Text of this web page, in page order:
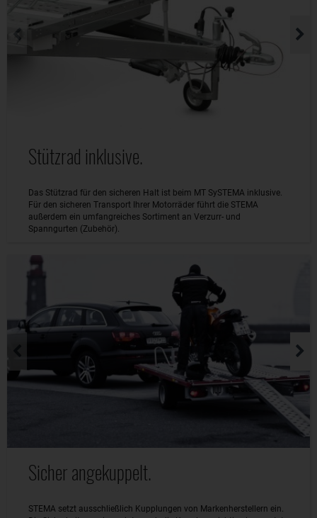
Stützrad inklusive.
Das Stützrad für den sicheren Halt ist beim MT SySTEMA inklusive.
Für den sicheren Transport Ihrer Motorräder führt die STEMA
außerdem ein umfangreiches Sortiment an Verzurr- und
Spanngurten (Zubehör).
Sicher angekuppelt.
STEMA setzt ausschließlich Kupplungen von Markenherstellern ein.